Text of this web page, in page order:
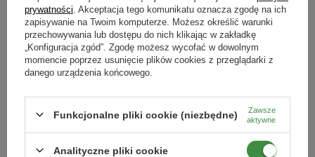
DODAJ DO KOSZYKA DODAJ DO KOSZYKA
BESTSELLER
RABAT OD 2 SZT.
RABAT OD 2 SZT.
prywatności . Akceptacja tego komunikatu oznacza zgodę na ich
zapisywanie na Twoim komputerze. Możesz określić warunki
przechowywania lub dostępu do nich klikając w zakładkę
„Konfiguracja zgód”. Zgodę możesz wycofać w dowolnym
momencie poprzez usunięcie plików cookies z przeglądarki z
danego urządzenia końcowego.
Funkcjonalne pliki cookie (niezbędne)
Zawsze
aktywne
Analityczne pliki cookie